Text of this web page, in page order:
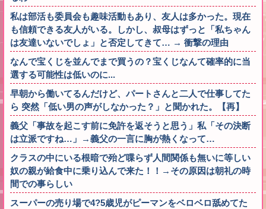
私は部活も委員会も趣味活動もあり、友人は多かった。現在
も信頼できる友人がいる。しかし、叔母はずっと「私ちゃん
は友達いないでしょ」と否定してきて… → 衝撃の理由
なんで宝くじを並んでまで買うの？宝くじなんて確率的に当
選する可能性は低いのに...
早朝から働いてるんだけど、パートさんと二人で仕事してた
ら 突然「低い男の声がしなかった？」と聞かれた。【再】
義父「事故を起こす前に免許を返そうと思う」私「その決断
は立派ですね…」→義父の一言に胸が熱くなって…
クラスの中にいる根暗で殆ど喋らず人間関係も無いに等しい
奴の親が給食中に乗り込んで来た！！→その原因は朝礼の時
間での事らしい
スーパーの売り場で4?5歳児がピーマンをベロベロ舐めてた